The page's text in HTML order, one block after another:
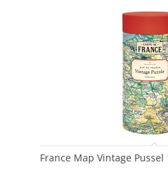
France Map Vintage